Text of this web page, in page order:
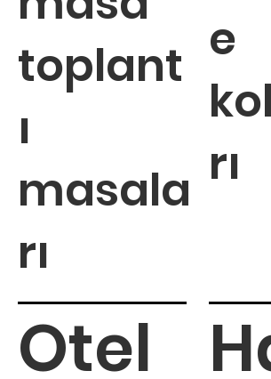
toplant
ı
masala
rı
e
rı
Otel